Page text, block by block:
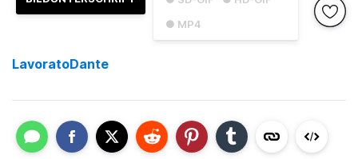
● MP4
LavoratoDante